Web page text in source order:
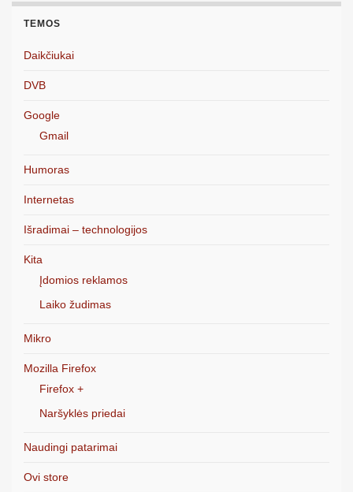
TEMOS
Daikčiukai
DVB
Google
Gmail
Humoras
Internetas
Išradimai – technologijos
Kita
Įdomios reklamos
Laiko žudimas
Mikro
Mozilla Firefox
Firefox +
Naršyklės priedai
Naudingi patarimai
Ovi store